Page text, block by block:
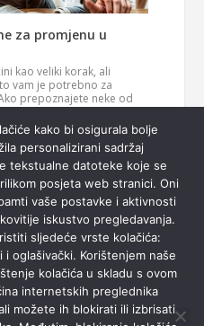
za promjenu u
kao veliki korak, ali
vam je potrebno za
prepoznajete neke od
da razmislite o novom
posao više vas…Pročitaj
kako bi osigurala bolje
personalizirani sadržaj
tekstualne datoteke koje se
posjeta web stranici. Oni
vaše postavke i aktivnosti
iskustvo pregledavanja.
sljedeće vrste kolačića:
oglašivački. Korištenjem naše
kolačića u skladu s ovom
internetskih preglednika
možete ih blokirati ili izbrisati